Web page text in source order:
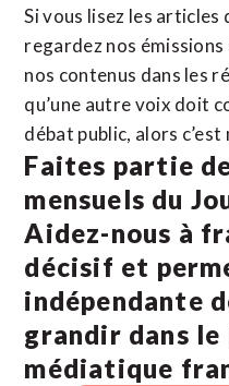
Si vous lisez les articles
regardez nos
nos contenus dans les
qu’une autre voix doit
débat public, alors
Faites partie
mensuels du
Aidez-nous à
décisif et
indépendante
grandir dans le
médiatique